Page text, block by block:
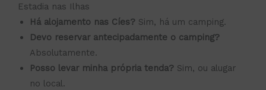
Estadia nas Ilhas
Há alojamento nas Cíes? Sim, há um camping.
Devo reservar antecipadamente o camping?
Absolutamente.
Posso levar minha própria tenda? Sim, ou alugar
no local.